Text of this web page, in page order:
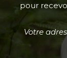
pour
Votre